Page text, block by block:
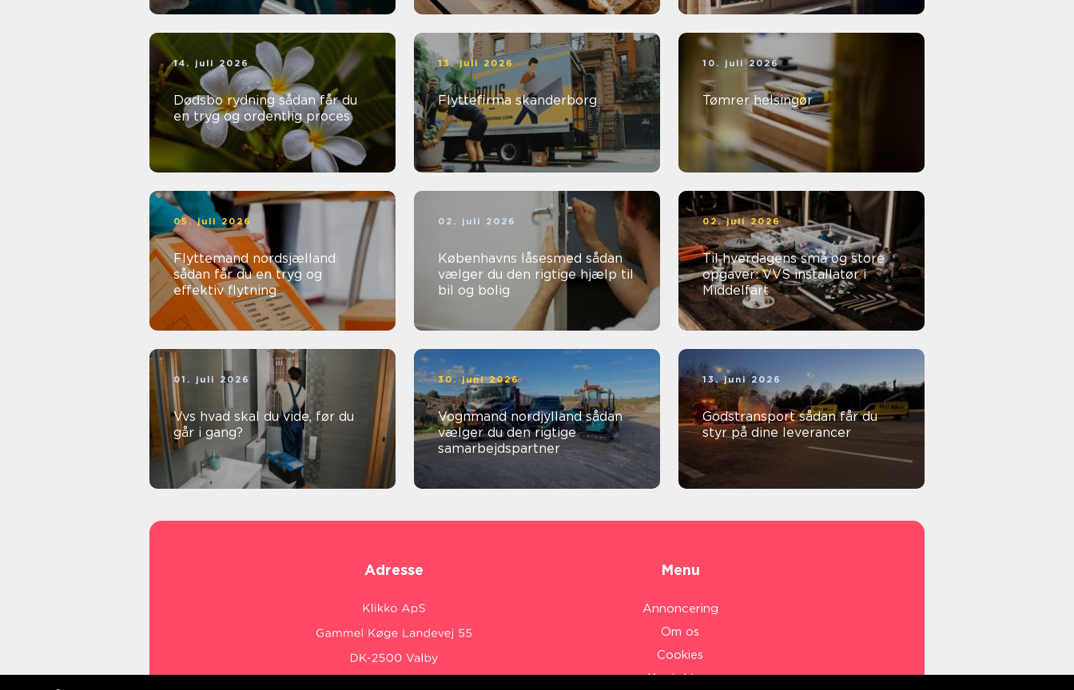
14. juli 2026
Dødsbo rydning sådan får du
en tryg og ordentlig proces
13. juli 2026
Flyttefirma skanderborg
10. juli 2026
Tømrer helsingør
05. juli 2026
Flyttemand nordsjælland
sådan får du en tryg og
effektiv flytning
02. juli 2026
Københavns låsesmed sådan
vælger du den rigtige hjælp til
bil og bolig
02. juli 2026
Til hverdagens små og store
opgaver: VVS installatør i
Middelfart
01. juli 2026
Vvs hvad skal du vide, før du
går i gang?
30. juni 2026
Vognmand nordjylland sådan
vælger du den rigtige
samarbejdspartner
13. juni 2026
Godstransport sådan får du
styr på dine leverancer
Adresse Menu
Annoncering
Om os
Cookies
Kontakt os